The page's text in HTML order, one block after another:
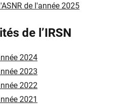
de l'année 2025
de l’IRSN
2024
2023
2022
2021​